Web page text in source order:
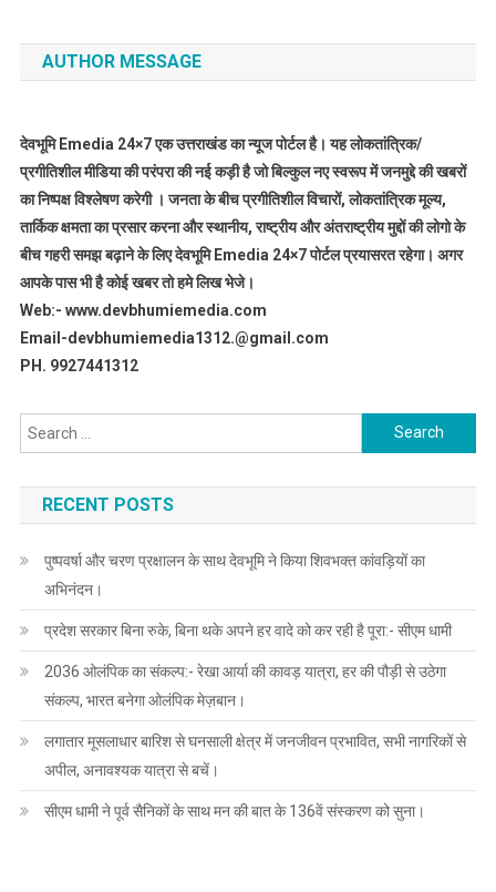
AUTHOR MESSAGE
देवभूमि Emedia 24×7 एक उत्तराखंड का न्यूज पोर्टल है। यह लोकतांत्रिक/
प्रगीतिशील मीडिया की परंपरा की नई कड़ी है जो बिल्कुल नए स्वरूप में जनमुद्दे की खबरों
का निष्पक्ष विश्लेषण करेगी । जनता के बीच प्रगीतिशील विचारों, लोकतांत्रिक मूल्य,
तार्किक क्षमता का प्रसार करना और स्थानीय, राष्ट्रीय और अंतराष्ट्रीय मुद्दों की लोगो के
बीच गहरी समझ बढ़ाने के लिए देवभूमि Emedia 24×7 पोर्टल प्रयासरत रहेगा। अगर
आपके पास भी है कोई खबर तो हमे लिख भेजे।
Web:- www.devbhumiemedia.com
Email-devbhumiemedia1312.@gmail.com
PH. 9927441312
Search
for:
RECENT POSTS
पुष्पवर्षा और चरण प्रक्षालन के साथ देवभूमि ने किया शिवभक्त कांवड़ियों का
अभिनंदन।
प्रदेश सरकार बिना रुके, बिना थके अपने हर वादे को कर रही है पूरा:- सीएम धामी
2036 ओलंपिक का संकल्प:- रेखा आर्या की कावड़ यात्रा, हर की पौड़ी से उठेगा
संकल्प, भारत बनेगा ओलंपिक मेज़बान।
लगातार मूसलाधार बारिश से घनसाली क्षेत्र में जनजीवन प्रभावित, सभी नागरिकों से
अपील, अनावश्यक यात्रा से बचें।
सीएम धामी ने पूर्व सैनिकों के साथ मन की बात के 136वें संस्करण को सुना।